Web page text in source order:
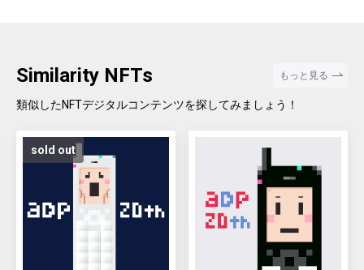
the INFOBAR FRIENDS' faces are nostalgic pictograms once used
in au e-mail! The first edition is a special edition with the aDp20th l
mbination patterns of "character x expression x background colo
r".
Similarity NFTs もっと見る
類似したNFTデジタルコンテンツを探してみましょう！
sold out